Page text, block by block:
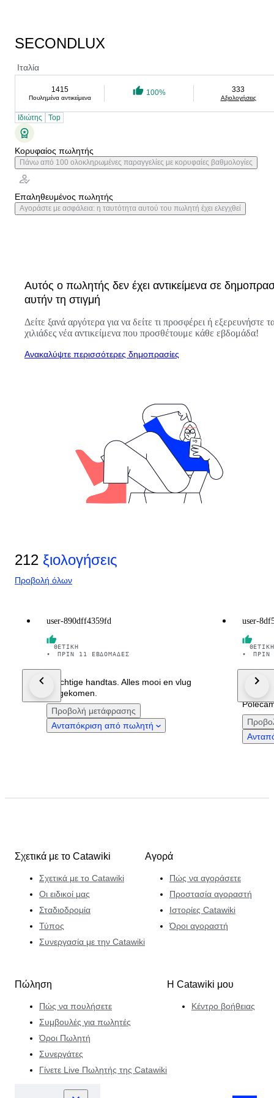
SECONDLUX
Ιταλία
1415
Πουλημένα αντικείμενα
100% 333
Αξιολογήσεις
Ιδιώτης Top
Κορυφαίος πωλητής
Πάνω από 100 ολοκληρωμένες παραγγελίες με κορυφαίες βαθμολογίες
Επαληθευμένος πωλητής
Αγοράστε με ασφάλεια: η ταυτότητα αυτού του πωλητή έχει ελεγχθεί
Αυτός ο πωλητής δεν έχει αντικείμενα σε
αυτήν τη στιγμή
Δείτε ξανά αργότερα για να δείτε τι προσφέρει ή εξερευνήστε
χιλιάδες νέα αντικείμενα που προσθέτουμε κάθε εβδομάδα!
Ανακαλύψτε περισσότερες δημοπρασίες
212 ξιολογήσεις
Προβολή όλων
user-890dff4359fd
ΘΕΤΙΚΉ
•
ΠΡΙΝ 11 ΕΒΔΟΜΆΔΕΣ
Prachtige handtas. Alles mooi en vlug
toegekomen.
Προβολή μετάφρασης
Ανταπόκριση από πωλητή
user-
ΘΕΤΙΚΉ
•
ΠΡΙΝ
Σχετικά με το Catawiki
Σχετικά με το Catawiki
Οι ειδικοί μας
Σταδιοδρομία
Τύπος
Συνεργασία με την Catawiki
Αγορά
Πώς να αγοράσετε
Προστασία αγοραστή
Ιστορίες Catawiki
Όροι αγοραστή
Πώληση
Πώς να πουλήσετε
Συμβουλές για πωλητές
Όροι Πωλητή
Συνεργάτες
Γίνετε Live Πωλητής της Catawiki
Η Catawiki μου
Κέντρο βοήθειας